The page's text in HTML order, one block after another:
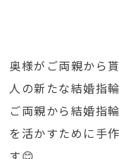
奥様がご両親から
人の新たな結婚指
ご両親から結婚指
を活かすために手
す😊